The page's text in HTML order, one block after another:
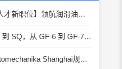
1、【车油轮人才新职位】领航润滑油优质职位招聘
2、从 API SP 到 SQ，从 GF-6 到 GF-7：润滑油技术壁垒再升高，你准备好了吗？
3、2025年Automechanika Shanghai规模再度扩大：首次启用国家会展中心（上海）全部15个展馆